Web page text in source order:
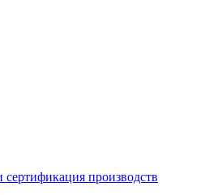
производств